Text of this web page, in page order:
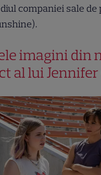
companiei sale de
imagini din
al lui